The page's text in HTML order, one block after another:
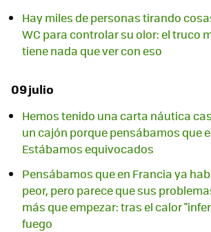
Hay miles de personas tirando
WC para controlar su olor: el truco
tiene nada que ver con eso
09 julio
Hemos tenido una carta náutica
un cajón porque pensábamos que
Estábamos equivocados
Pensábamos que en Francia ya
peor, pero parece que sus
más que empezar: tras el calor
fuego